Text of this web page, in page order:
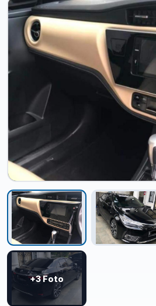
+3 Foto